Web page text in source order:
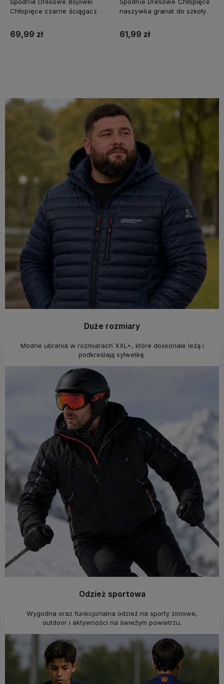
Spodnie Dresowe Bojówki
Chłopięce czarne ściągacze
69,99 zł
Spodnie Dresowe Chłopięce
naszywka granat do szkoły
61,99 zł
Duże rozmiary
Modne ubrania w rozmiarach XXL+, które doskonale leżą i
podkreślają sylwetkę.
Sprawdź kolekcję
Odzież sportowa
Wygodna oraz funkcjonalna odzież na sporty zimowe,
outdoor i aktywności na świeżym powietrzu.
Sprawdź kolekcję